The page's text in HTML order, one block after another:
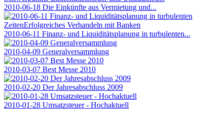
2010-06-18 Die Einkünfte aus Vermietung und...
2010-06-11 Finanz- und Liquiditätsplanung in turbulenten...
2010-04-09 Generalversammlung
2010-03-07 Best Messe 2010
2010-02-20 Der Jahresabschluss 2009
2010-01-28 Umsatzsteuer - Hochaktuell